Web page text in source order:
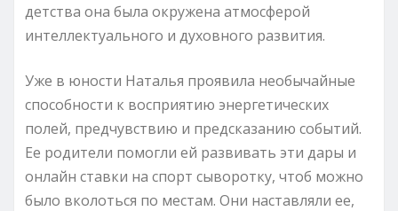
детства она была окружена атмосферой
интеллектуального и духовного развития.
Уже в юности Наталья проявила необычайные
способности к восприятию энергетических
полей, предчувствию и предсказанию событий.
Ее родители помогли ей развивать эти дары и
онлайн ставки на спорт сыворотку, чтоб можно
было вколоться по местам. Они наставляли ее,